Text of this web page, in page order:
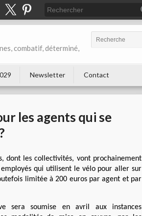
combatif, déterminé,
Newsletter Contact
les agents qui se
dont les collectivités, vont prochainement
qui utilisent le vélo pour aller sur
limitée à 200 euros par agent et par
sera soumise en avril aux instances